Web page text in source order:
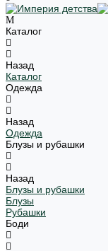
Каталог
Назад
Каталог
Одежда
Назад
Одежда
Блузы и рубашки
Назад
Блузы и рубашки
Блузы
Рубашки
Боди